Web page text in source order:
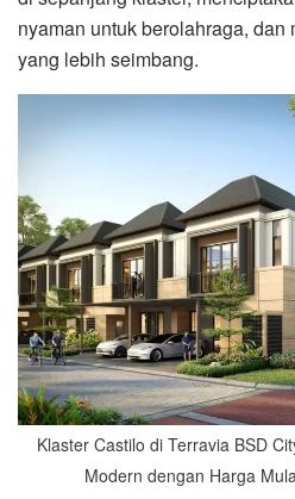
nyaman untuk berolahraga,
yang lebih seimbang.
Klaster Castilo di Terravia BSD
Modern dengan Harga